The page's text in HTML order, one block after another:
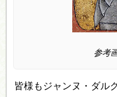
参考
皆様もジャンヌ・ダル